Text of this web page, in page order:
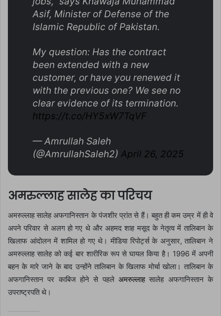
Asif, Minister of Defense of the
Islamic Republic of Pakistan.
My question: Has the contract
been extended with a new
customer, or have you renewed it
with the previous one? We see no
clear evidence of its termination.
https://t.co/HY5xW7TqVF
— Amrullah Saleh
(@AmrullahSaleh2) April 26, 2025
अमरुल्लाह सालेह का परिचय
अमरुल्लाह सालेह अफगानिस्तान के पंजशीर प्रांत से हैं। बहुत ही कम उम्र में ही वे
अपने परिवार से अलग हो गए थे और अहमद शाह मसूद के नेतृत्व में तालिबान के
खिलाफ आंदोलन में शामिल हो गए थे। मीडिया रिपोर्ट्स के अनुसार, तालिबान ने
अमरुल्लाह सालेह को कई बार शारीरिक रूप से घायल किया है। 1996 में अपनी
बहन के मारे जाने के बाद उन्होंने तालिबान के खिलाफ मोर्चा खोला। तालिबान के
अफगानिस्तान पर काबिज होने से पहले अमरुल्लाहसालेह अफगानिस्तान के
उपराष्ट्रपति थे।